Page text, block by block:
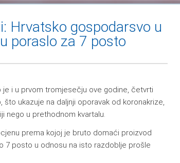
Hrvatsko gospodarsvo u
poraslo za 7 posto
i u prvom tromjesečju ove godine, četvrti
ukazuje na daljnji oporavak od koronakrize,
nego u prethodnom kvartalu.
prema kojoj je bruto domaći proizvod
7 posto u odnosu na isto razdoblje prošle